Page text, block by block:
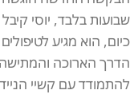
שבועות בלבד, יוסי
כיום, הוא מגיע
הדרך הארוכה
להתמודד עם קשיי